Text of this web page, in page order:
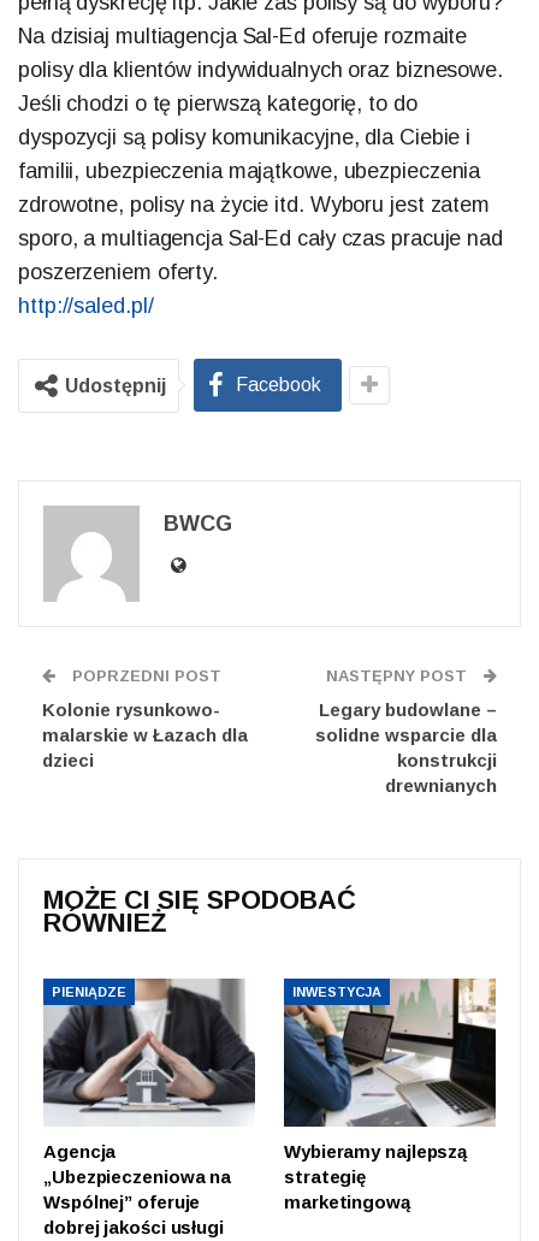
Na dzisiaj multiagencja Sal-Ed oferuje rozmaite
polisy dla klientów indywidualnych oraz biznesowe.
Jeśli chodzi o tę pierwszą kategorię, to do
dyspozycji są polisy komunikacyjne, dla Ciebie i
familii, ubezpieczenia majątkowe, ubezpieczenia
zdrowotne, polisy na życie itd. Wyboru jest zatem
sporo, a multiagencja Sal-Ed cały czas pracuje nad
poszerzeniem oferty.
http://saled.pl/
Udostępnij Facebook
BWCG
POPRZEDNI POST
Kolonie rysunkowo-
malarskie w Łazach dla
dzieci
NASTĘPNY POST
Legary budowlane –
solidne wsparcie dla
konstrukcji
drewnianych
MOŻE CI SIĘ SPODOBAĆ
RÓWNIEŻ
PIENIĄDZE
Agencja
„Ubezpieczeniowa na
Wspólnej” oferuje
dobrej jakości usługi
INWESTYCJA
Wybieramy najlepszą
strategię
marketingową